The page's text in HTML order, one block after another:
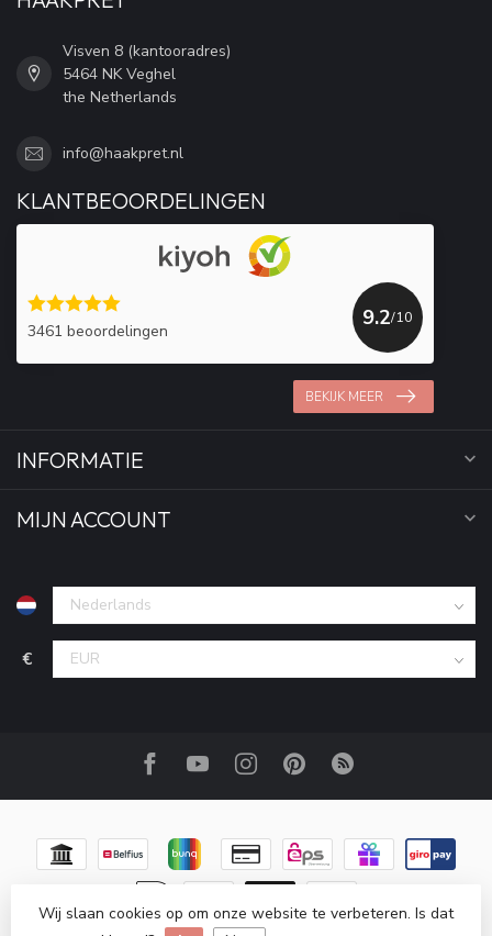
Visven 8 (kantooradres)
5464 NK Veghel
the Netherlands
info@haakpret.nl
KLANTBEOORDELINGEN
3461 beoordelingen
9.2/10
BEKIJK MEER
INFORMATIE
MIJN ACCOUNT
€
Wij slaan cookies op om onze website te verbeteren. Is dat